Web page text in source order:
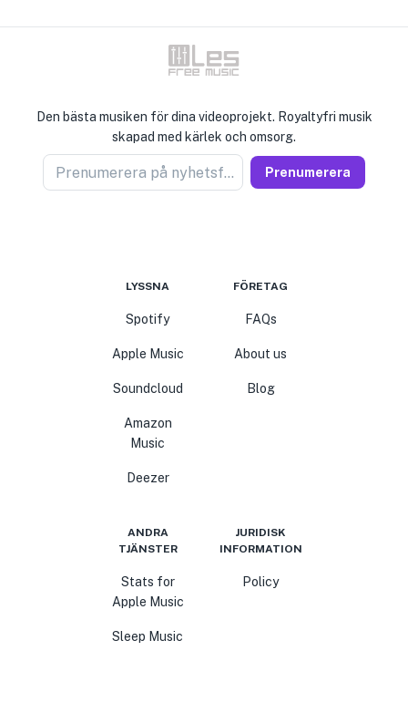
Den bästa musiken för dina videoprojekt. Royaltyfri musik
skapad med kärlek och omsorg.
Prenumerera på nyhetsförsäljare Prenumerera
LYSSNA
Spotify
Apple Music
Soundcloud
Amazon
Music
Deezer
FÖRETAG
FAQs
About us
Blog
ANDRA
TJÄNSTER
Stats for
Apple Music
Sleep Music
JURIDISK
INFORMATION
Policy